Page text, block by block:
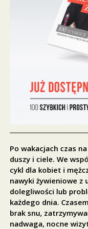
Po wakacjach czas
duszy i ciele. We
cykl dla kobiet i
nawyki żywieniowe z
dolegliwości lub
każdego dnia.
brak snu,
nadwaga, nocne